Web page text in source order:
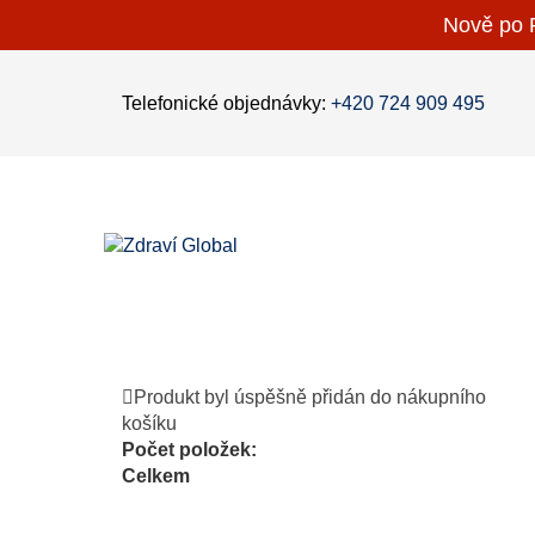
Nově po
Telefonické objednávky: +420 724 909 495
Produkt byl úspěšně přidán do nákupního
košíku
Počet položek:
Celkem